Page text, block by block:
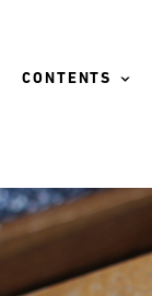
CONTENTS